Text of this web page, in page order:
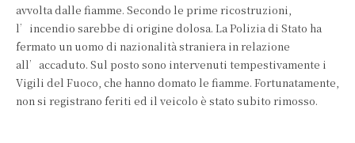
avvolta dalle fiamme. Secondo le prime ricostruzioni,
l’incendio sarebbe di origine dolosa. La Polizia di Stato ha
fermato un uomo di nazionalità straniera in relazione
all’accaduto. Sul posto sono intervenuti tempestivamente i
Vigili del Fuoco, che hanno domato le fiamme. Fortunatamente,
non si registrano feriti ed il veicolo è stato subito rimosso.